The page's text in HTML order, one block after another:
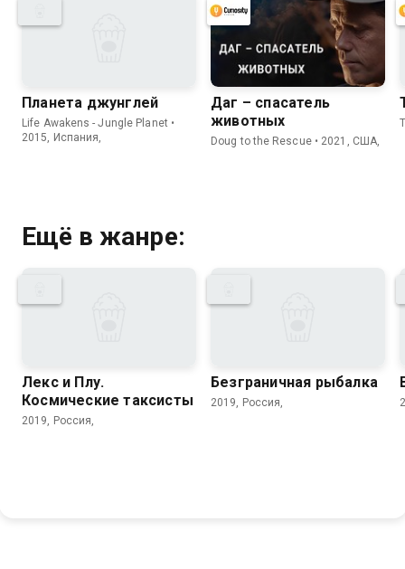
Планета джунглей
Life Awakens - Jungle Planet •
2015, Испания,
Даг – спасатель
животных
Doug to the Rescue • 2021, США,
Ещё в жанре:
Лекс и Плу.
Космические таксисты
2019, Россия,
Безгрaничнaя pыбалка
2019, Россия,